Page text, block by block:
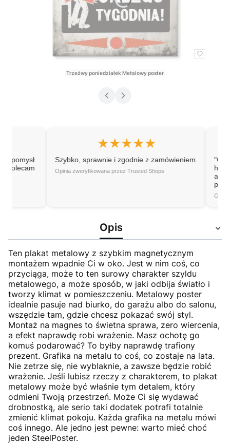
Trzeźwy poniedziałek Metalowy poster
★★★★★
Szybko, sprawnie i zgodnie z zamówieniem.
Opinia zweryfikowana przez Trusted Shops
"Great
high-
as
Opinia
Opis
Ten plakat metalowy z szybkim magnetycznym
montażem wpadnie Ci w oko. Jest w nim coś, co
przyciąga, może to ten surowy charakter szyldu
metalowego, a może sposób, w jaki odbija światło i
tworzy klimat w pomieszczeniu. Metalowy poster
idealnie pasuje nad biurko, do garażu albo do salonu,
wszędzie tam, gdzie chcesz pokazać swój styl.
Montaż na magnes to świetna sprawa, zero wiercenia,
a efekt naprawdę robi wrażenie. Masz ochotę go
komuś podarować? To byłby naprawdę trafiony
prezent. Grafika na metalu to coś, co zostaje na lata.
Nie zetrze się, nie wyblaknie, a zawsze będzie robić
wrażenie. Jeśli lubisz rzeczy z charakterem, to plakat
metalowy może być właśnie tym detalem, który
odmieni Twoją przestrzeń. Może Ci się wydawać
drobnostką, ale serio taki dodatek potrafi totalnie
zmienić klimat pokoju. Każda grafika na metalu mówi
coś innego. Ale jedno jest pewne: warto mieć choć
jeden SteelPoster.